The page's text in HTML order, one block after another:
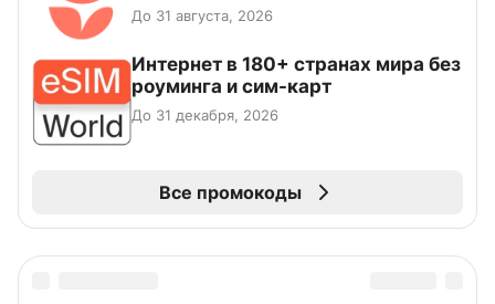
До 31 августа, 2026
Интернет в 180+ странах мира без
роуминга и сим-карт
До 31 декабря, 2026
Все промокоды